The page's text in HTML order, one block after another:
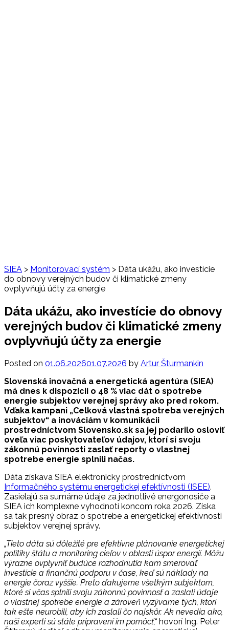
SIEA > Monitorovací systém > Dáta ukážu, ako investície
do obnovy verejných budov či klimatické zmeny
ovplyvňujú účty za energie
Dáta ukážu, ako investície do obnovy
verejných budov či klimatické zmeny
ovplyvňujú účty za energie
Posted on 01.06.202601.07.2026 by Artur Šturmankin
Slovenská inovačná a energetická agentúra (SIEA)
má dnes k dispozícii o 48 % viac dát o spotrebe
energie subjektov verejnej správy ako pred rokom.
Vďaka kampani „Celková vlastná spotreba verejných
subjektov“ a inováciám v komunikácii
prostredníctvom Slovensko.sk sa jej podarilo osloviť
oveľa viac poskytovateľov údajov, ktorí si svoju
zákonnú povinnosti zaslať reporty o vlastnej
spotrebe energie splnili načas.
Dáta získava SIEA elektronicky prostredníctvom
Informačného systému energetickej efektívnosti (ISEE).
Zasielajú sa sumárne údaje za jednotlivé energonosiče a
SIEA ich komplexne vyhodnotí koncom roka 2026. Získa
sa tak presný obraz o spotrebe a energetickej efektívnosti
subjektov verejnej správy.
„Tieto dáta sú dôležité pre efektívne plánovanie energetickej
politiky štátu a monitoring cieľov v oblasti úspor energií. Môžu
výrazne ovplyvniť budúce rozhodnutia kam smerovať
investície a finančnú podporu v čase, keď sú náklady na
energie čoraz vyššie. Preto ďakujeme všetkým subjektom,
ktoré si včas splnili svoju zákonnú povinnosť a zaslali údaje
o vlastnej spotrebe energie a zároveň vyzývame tých, ktorí
tak ešte neurobili, aby ich zaslali čo najskôr. Ak nevedia ako,
naši experti sú stále pripravení im pomôcť,“ hovorí Ing. Peter